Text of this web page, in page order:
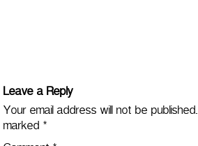
Leave a Reply
Your email address will not be published.
marked *